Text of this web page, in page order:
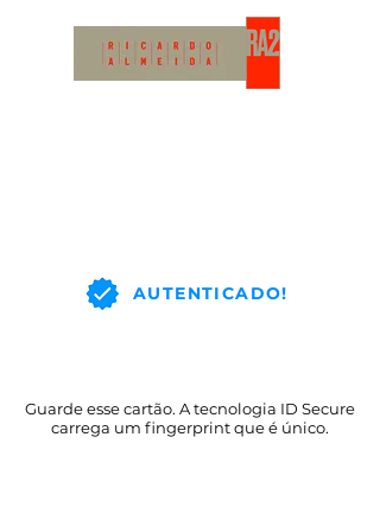
AUTENTICADO!
Guarde esse cartão. A tecnologia ID Secure
carrega um fingerprint que é único.